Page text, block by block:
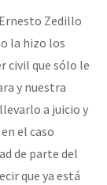
Zedillo
la hizo los
civil que sólo le
y nuestra
a juicio y
el caso
de parte del
que ya está